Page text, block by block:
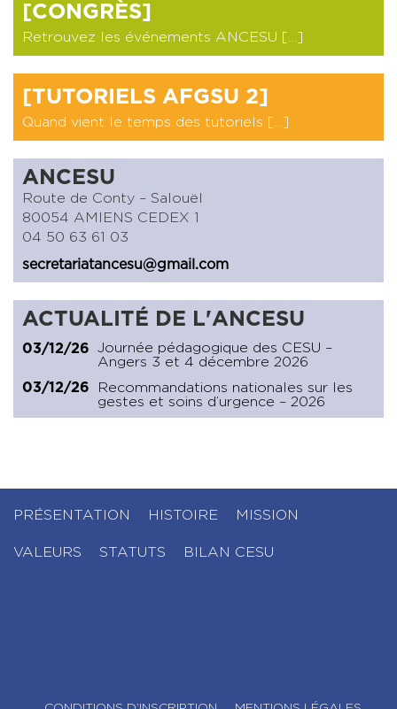
[CONGRÈS]
Retrouvez les événements ANCESU […]
[TUTORIELS AFGSU 2]
Quand vient le temps des tutoriels […]
ANCESU
Route de Conty – Salouël
80054 AMIENS CEDEX 1
04 50 63 61 03
secretariatancesu@gmail.com
ACTUALITÉ DE L'ANCESU
03/12/26
Journée pédagogique des CESU –
Angers 3 et 4 décembre 2026
03/12/26
Recommandations nationales sur les
gestes et soins d’urgence – 2026
PRÉSENTATION HISTOIRE MISSION
VALEURS STATUTS BILAN CESU